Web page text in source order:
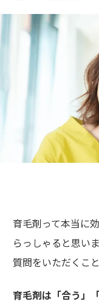
育毛剤って本当に
らっしゃると思い
質問をいただくこ
育毛剤は「合う」